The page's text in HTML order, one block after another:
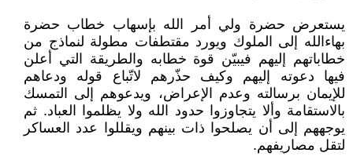
يستعرض حضرة ولي أمر الله بإسهاب خطاب حضرة
بهاءالله إلى الملوك ويورد مقتطفات مطولة لنماذج من
خطاباتهم إليهم فيبيّن قوة خطابه والطريقة التي أعلن
فيها دعوته إليهم وكيف حذّرهم لاتّباع قوله ودعاهم
للإيمان برسالته وعدم الإعراض، ويدعوهم إلى التمسك
بالاستقامة وألا يتجاوزوا حدود الله ولا يظلموا العباد. ثم
يوجههم إلى أن يصلحوا ذات بينهم ويقللوا عدد العساكر
لتقل مصاريفهم.